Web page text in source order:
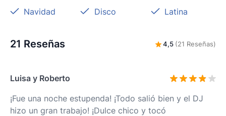
Navidad
Disco Latina
21 Reseñas 4,5 (21 Reseñas)
Luisa y Roberto
¡Fue una noche estupenda! ¡Todo salió bien y el DJ
hizo un gran trabajo! ¡Dulce chico y tocó